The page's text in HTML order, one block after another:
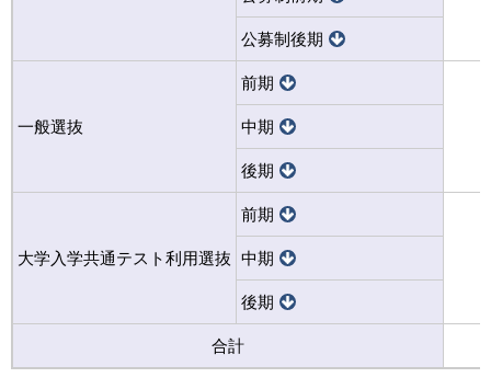
公募制後期
一般選抜
前期
中期
後期
大学入学共通テスト利用選抜
前期
中期
後期
合計